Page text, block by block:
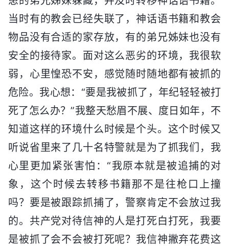
当时有的教会已经失联了，神话语书籍和教会
物品没有合适的家存放，有的弟兄姊妹也没有
安全的接待家。面对这么恶劣的环境，我很软
弱，心里惶恐不安，感觉随时随地都有被抓的
危险。我心想：“要是我被抓了，年纪轻轻被打
死了怎么办？”我整天愁眉不展、度日如年，不
知道这样的环境什么时候是个头。这个时候又
听说省里来了几十名特警就是为了抓我们，我
心里更加紧张害怕：“我原本就是被追捕的对
象，这个时候去转移书籍那不是往枪口上撞
吗？要是被跟踪抓捕了，警察肯定不会放过我
的。共产党对待信神的人是打死白打死，我要
是被抓了会不会被打死呢？我信神撇弃花费这